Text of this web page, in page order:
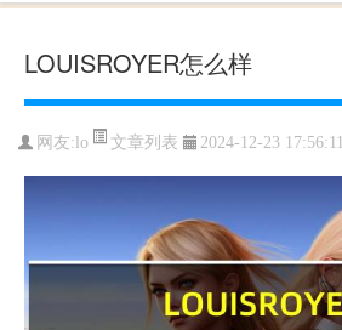
LOUISROYER怎么样
网友:lo 文章列表 2024-12-23 17:56:11